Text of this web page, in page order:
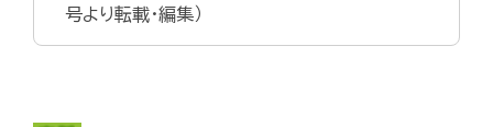
号より転載・編集）